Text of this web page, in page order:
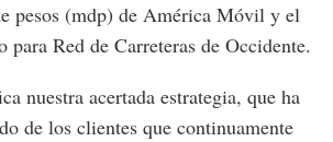
pesos (mdp) de América Móvil y el
para Red de Carreteras de Occidente.
nuestra acertada estrategia, que ha
de los clientes que continuamente